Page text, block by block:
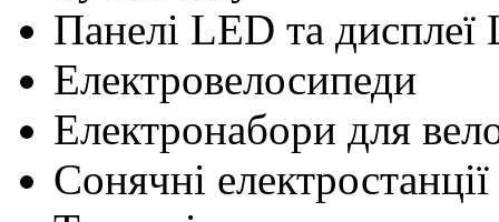
Панелі LED та дисплеї
Електровелосипеди
Електронабори для
Сонячні електростанції